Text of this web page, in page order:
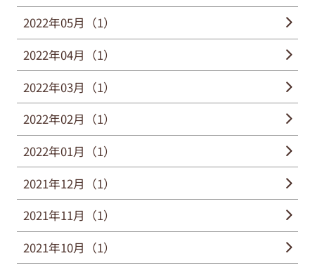
2022年05月（1）
2022年04月（1）
2022年03月（1）
2022年02月（1）
2022年01月（1）
2021年12月（1）
2021年11月（1）
2021年10月（1）